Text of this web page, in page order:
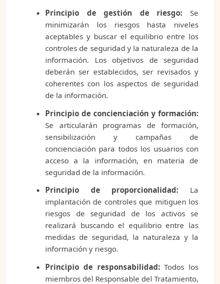
Principio de gestión de riesgo: Se
minimizarán los riesgos hasta niveles
aceptables y buscar el equilibrio entre los
controles de seguridad y la naturaleza de la
información. Los objetivos de seguridad
deberán ser establecidos, ser revisados y
coherentes con los aspectos de seguridad
de la información.
Principio de concienciación y formación:
Se articularán programas de formación,
sensibilización y campañas de
concienciación para todos los usuarios con
acceso a la información, en materia de
seguridad de la información.
Principio de proporcionalidad: La
implantación de controles que mitiguen los
riesgos de seguridad de los activos se
realizará buscando el equilibrio entre las
medidas de seguridad, la naturaleza y la
información y riesgo.
Principio de responsabilidad:Todos los
miembros del Responsable del Tratamiento,